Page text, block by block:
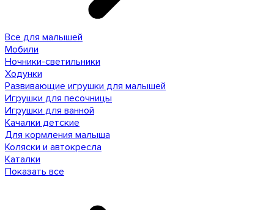
Все для малышей
Мобили
Ночники-светильники
Ходунки
Развивающие игрушки для малышей
Игрушки для песочницы
Игрушки для ванной
Качалки детские
Для кормления малыша
Коляски и автокресла
Каталки
Показать все